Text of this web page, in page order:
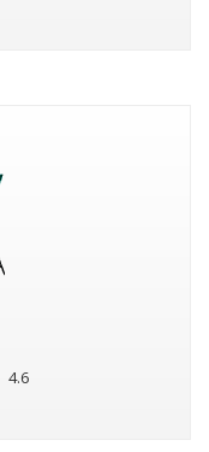
4.6